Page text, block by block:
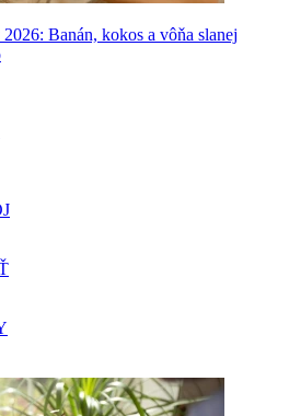
Banán, kokos a vôňa slanej